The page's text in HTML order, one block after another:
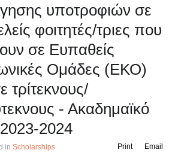
υποτροφιών σε
φοιτητές/τριες που
σε Ευπαθείς
Ομάδες (ΕΚΟ)
τρίτεκνους/
- Ακαδημαϊκό
2024
in Scholarships Email
Print